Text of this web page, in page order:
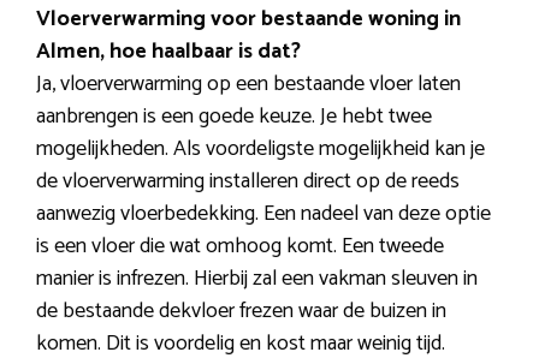
Vloerverwarming voor bestaande woning in
Almen, hoe haalbaar is dat?
Ja, vloerverwarming op een bestaande vloer laten
aanbrengen is een goede keuze. Je hebt twee
mogelijkheden. Als voordeligste mogelijkheid kan je
de vloerverwarming installeren direct op de reeds
aanwezig vloerbedekking. Een nadeel van deze optie
is een vloer die wat omhoog komt. Een tweede
manier is infrezen. Hierbij zal een vakman sleuven in
de bestaande dekvloer frezen waar de buizen in
komen. Dit is voordelig en kost maar weinig tijd.